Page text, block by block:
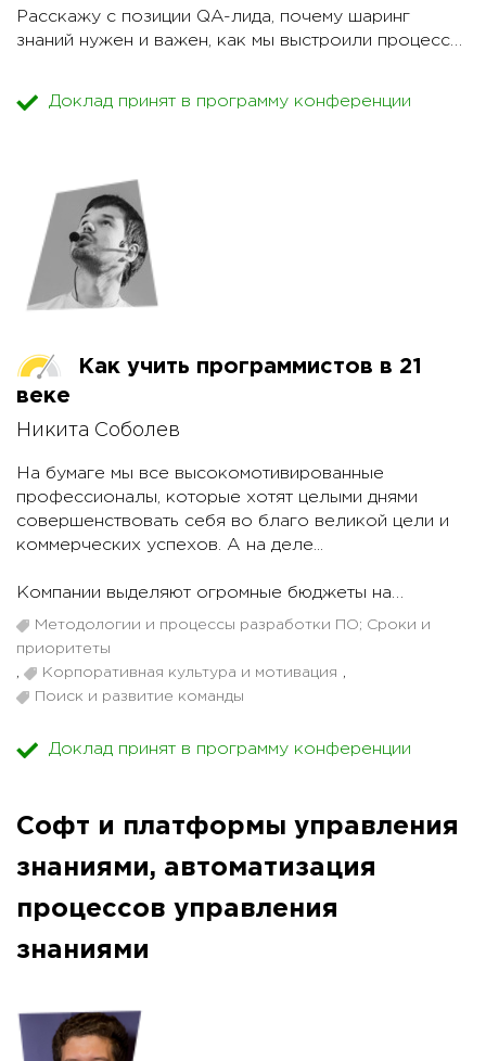
- роль управления знаниями в трансформации
бизнеса, мы через это только что прошли.
Расскажу с позиции QA-лида, почему шаринг
знаний нужен и важен, как мы выстроили процесс
Доклад принят в программу конференции
Как учить программистов в 21
веке
Никита Соболев
На бумаге мы все высокомотивированные
профессионалы, которые хотят целыми днями
совершенствовать себя во благо великой цели и
коммерческих успехов. А на деле...
Компании выделяют огромные бюджеты на
обучение своих сотрудников, чуть ли не силой
рублей, умоляют и мотивируют поделиться
знаниями внутри компании, написать статью в блог
И ведь разработчиков можно понять. Что толку
возьмут и так. У нас же дефицит на рынке! И
самые конференции, пишут в отзывах: "много воды,
непонятно как применять" и думают, как бы сменить
Я расскажу о другом способе учиться и учить. Где
не нужно заставлять людей, где новые технологии
Методологии и процессы разработки ПО; Сроки и
приоритеты
,
Корпоративная культура и мотивация ,
Поиск и развитие команды
Доклад принят в программу конференции
Софт и платформы управления
знаниями, автоматизация
процессов управления
знаниями